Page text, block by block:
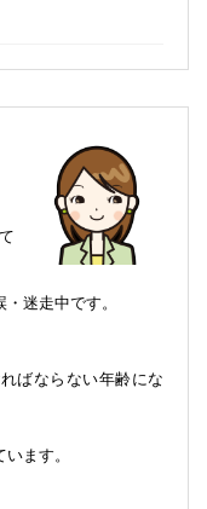
迷走中です。
ばならない年齢にな
ます。